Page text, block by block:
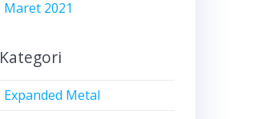
Maret 2021
Kategori
Expanded Metal